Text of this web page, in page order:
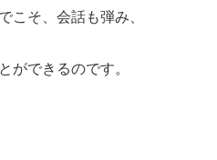
こそ、会話も弾み、
ができるのです。